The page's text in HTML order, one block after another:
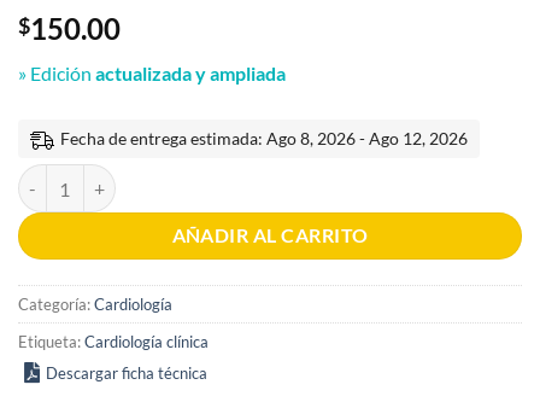
$150.00
» Edición actualizada y ampliada
Fecha de entrega estimada: Ago 8, 2026 - Ago 12, 2026
Evidencias en Cardiología 9a edición 4 volúmenes cantidad
AÑADIR AL CARRITO
Categoría:Cardiología
Etiqueta:Cardiología clínica
Descargar ficha técnica